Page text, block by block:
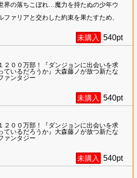
界の落ちこぼれ…魔力を持たぬの少年ウ
ァリアと交わした約束を果たすため、
未購入 540pt
２００万部！『ダンジョンに出会いを求
ているだろうか』大森藤ノが放つ新たな
ァンタジー
未購入 540pt
２００万部！『ダンジョンに出会いを求
ているだろうか』大森藤ノが放つ新たな
ァンタジー
未購入 540pt